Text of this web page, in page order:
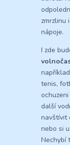
zmrzlinu
nápoje.
I zde
tenis,
další
navštívit
nebo si
Nechybí